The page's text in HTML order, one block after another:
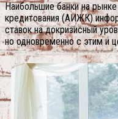
Наибольшие банки на рынке
кредитования (АИЖК)
ставок на докризисный
но одновременно с этим и